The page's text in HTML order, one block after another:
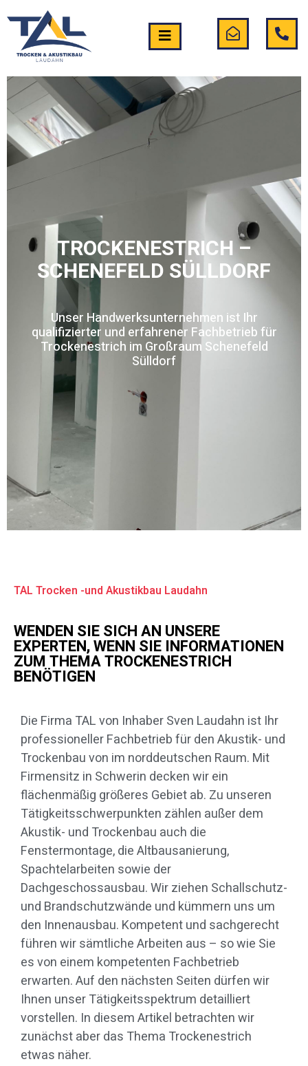
TROCKENESTRICH –
SCHENEFELD SÜLLDORF
Unser Handwerksunternehmen ist Ihr
qualifizierter und erfahrener Fachbetrieb für
Trockenestrich im Großraum Schenefeld
Sülldorf
TAL Trocken -und Akustikbau Laudahn
WENDEN SIE SICH AN UNSERE
EXPERTEN, WENN SIE INFORMATIONEN
ZUM THEMA TROCKENESTRICH
BENÖTIGEN
Die Firma TAL von Inhaber Sven Laudahn ist Ihr
professioneller Fachbetrieb für den Akustik- und
Trockenbau von im norddeutschen Raum. Mit
Firmensitz in Schwerin decken wir ein
flächenmäßig größeres Gebiet ab. Zu unseren
Tätigkeitsschwerpunkten zählen außer dem
Akustik- und Trockenbau auch die
Fenstermontage, die Altbausanierung,
Spachtelarbeiten sowie der
Dachgeschossausbau. Wir ziehen Schallschutz-
und Brandschutzwände und kümmern uns um
den Innenausbau. Kompetent und sachgerecht
führen wir sämtliche Arbeiten aus – so wie Sie
es von einem kompetenten Fachbetrieb
erwarten. Auf den nächsten Seiten dürfen wir
Ihnen unser Tätigkeitsspektrum detailliert
vorstellen. In diesem Artikel betrachten wir
zunächst aber das Thema Trockenestrich
etwas näher.